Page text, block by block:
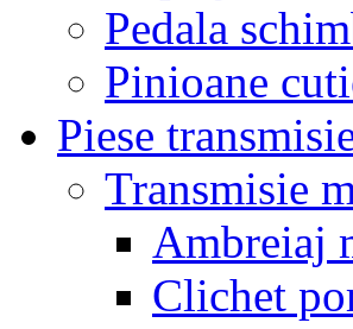
Pedala
Pinioane
Piese
Transmisie
Ambreiaj
Clichet